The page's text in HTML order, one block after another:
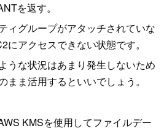
を返す。
ィグループがアタッチされていな
にアクセスできない状態です。
うな状況はあまり発生しないため
まま活用するといいでしょう。
KMSを使用してファイルデー